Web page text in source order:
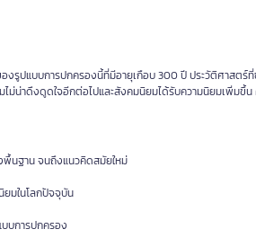
องรูปแบบการปกครองนี้ที่มีอายุเกือบ 300 ปี ประวัติศาสต
น่าดึงดูดใจอีกต่อไปและสังคมนิยมได้รับความนิยมเพิ่มขึ้น
นฐาน จนถึงแนวคิดสมัยใหม่
ยมในโลกปัจจุบัน
บการปกครอง